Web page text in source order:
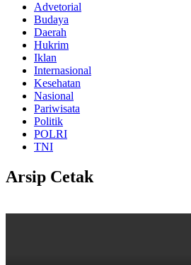
Advetorial
Budaya
Daerah
Hukrim
Iklan
Internasional
Kesehatan
Nasional
Pariwisata
Politik
POLRI
TNI
Arsip Cetak